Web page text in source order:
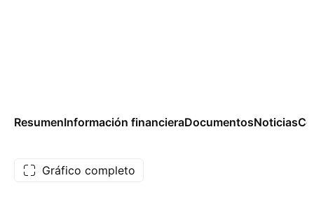
ResumenInformación financieraDocumentosNoticias
Gráfico completo